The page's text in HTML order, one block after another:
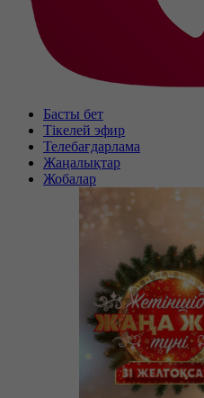
Басты бет
Тікелей эфир
Телебағдарлама
Жаңалықтар
Жобалар